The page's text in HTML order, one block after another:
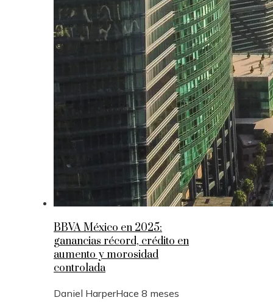
BBVA México en 2025:
ganancias récord, crédito en
aumento y morosidad
controlada
Daniel HarperHace 8 meses